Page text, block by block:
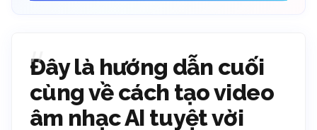
Đây là hướng dẫn cuối
cùng về cách tạo video
âm nhạc AI tuyệt vời